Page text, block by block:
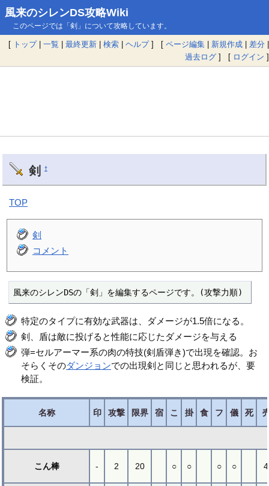
風来のシレンDS攻略Wiki
このページでは「剣」について攻略しています。
[ トップ| 一覧 | 最終更新 | 検索 | ヘルプ] [ ページ編集 | 新規作成 | 差分 |
過去ログ ] [ ログイン ]
剣 †
TOP
剣
コメント
風来のシレンDSの「剣」を編集するページです。(攻撃力順)
特定のタイプに有効な武器は、ダメージが1.5倍になる。
剣、盾は敵に投げると性能に応じたダメージを与える
弾=セルアーマー系の肉の特技(剣盾弾き)で出現を確認。お
そらくそのダンジョンでの出現剣と同じと思われるが、要
検証。
名称 印 攻撃 限界 宿 こ 掛 食 フ 儀 死
こん棒 - 2 20 ○ ○ ○ ○